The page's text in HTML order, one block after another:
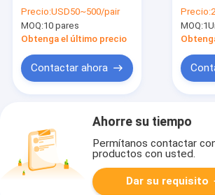
proveedor en Marine
River Heavy Duty
Precio:USD50~500/pair
MOQ:10 pares
Obtenga el último precio
Contactar ahora
Precio:
MOQ:
Ahorre su tiempo
Permítanos contactar
productos con usted.
Dar su requisito